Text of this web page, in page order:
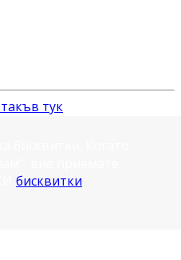
тук
бисквитки